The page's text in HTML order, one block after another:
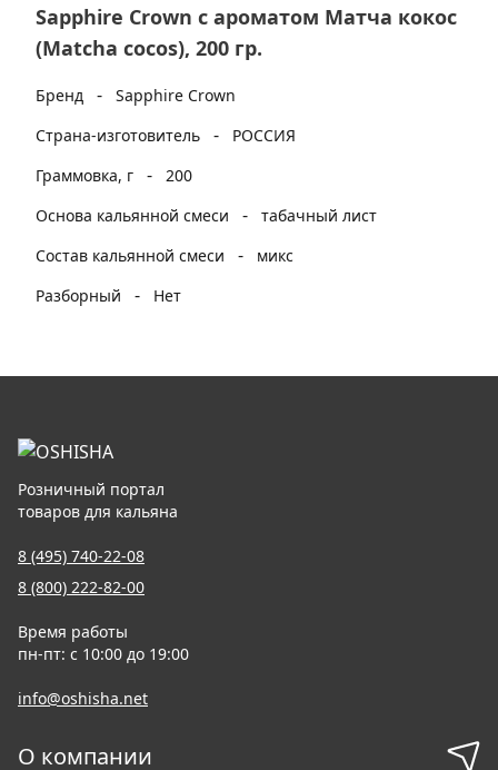
Sapphire Crown с ароматом Матча кокос
(Matcha cocos), 200 гр.
Бренд - Sapphire Crown
Страна-изготовитель
-
РОССИЯ
Граммовка, г
- 200
Основа кальянной смеси
- табачный лист
Состав кальянной смеси
-
микс
Разборный
- Нет
Розничный портал
товаров для кальяна
8 (495) 740-22-08
8 (800) 222-82-00
Время работы
пн-пт: с 10:00 до 19:00
info@oshisha.net
О компании